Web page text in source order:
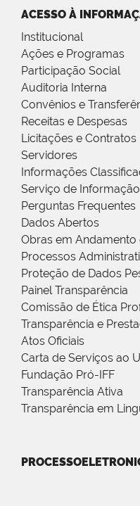
ACESSO À
Institucional
Ações e Programas
Participação Social
Auditoria Interna
Convênios e
Receitas e Despesas
Licitações e Contratos
Servidores
Informações
Serviço de
Perguntas Frequentes
Dados Abertos
Obras em Andamento
Processos
Proteção de Dados
Painel Transparência
Comissão de Ética
Transparência e
Atos Oficiais
Carta de Serviços ao
Fundação Pró-IFF
Transparência Ativa
Transparência em